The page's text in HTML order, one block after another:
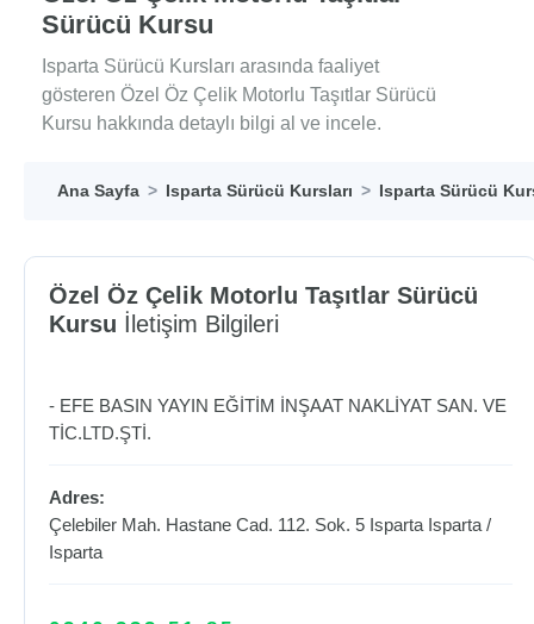
Sürücü Kursu
Isparta Sürücü Kursları arasında faaliyet
gösteren Özel Öz Çelik Motorlu Taşıtlar Sürücü
Kursu hakkında detaylı bilgi al ve incele.
Ana Sayfa Isparta Sürücü Kursları Isparta Sürücü
Özel Öz Çelik Motorlu Taşıtlar Sürücü
Kursu İletişim Bilgileri
- EFE BASIN YAYIN EĞİTİM İNŞAAT NAKLİYAT SAN. VE
TİC.LTD.ŞTİ.
Adres:
Çelebiler Mah. Hastane Cad. 112. Sok. 5 Isparta Isparta /
Isparta